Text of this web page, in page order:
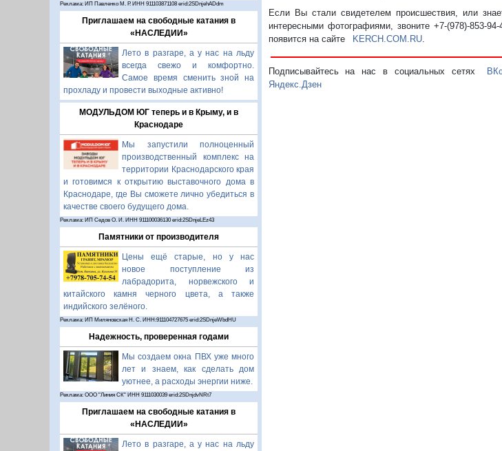
Реклама: ИП Павленко М. Р. ИНН 911103871108 erid:2SDnjehADdm
Приглашаем на свободные катания в
«НАСЛЕДИИ»
Лето в разгаре, а у нас на льду
всегда свежо и комфортно.
Самое время сменить зной на
прохладу и провести выходные активно!
МОДУЛЬДОМ ЮГ теперь и в Крыму, и в
Краснодаре
Мы запустили полноценный
производственный комплекс на
территории Краснодарского края
и готовимся к открытию выставочного дома в
Краснодаре, где Вы сможете лично убедиться в
качестве своего будущего дома.
Реклама: ИП Седов О. И. ИНН 911100036130 erid:2SDnjeLEz43
Памятники от производителя
Цены ещё старые, но у нас
новое поступление из
лабрадорита, норвежского и
китайского камня черного цвета, а также
индийского зелёного.
Реклама: ИП Миляновская Н. С. ИНН:911104727675 erid:2SDnjeWbdHU
Надежность, проверенная годами
Мы создаем окна ПВХ уже много
лет и знаем, как сделать дом
уютнее, а расходы энергии ниже.
Реклама: ООО "Линия СК" ИНН 9111030039 erid:2SDnjdvNRt7
Приглашаем на свободные катания в
«НАСЛЕДИИ»
Лето в разгаре, а у нас на льду
Если Вы стали свидетелем происшествия, или
интересными фотографиями, звоните +7-(978)-853-94-
появится на сайте KERCH.COM.RU.
Подписывайтесь на нас в социальных сетях
Яндекс.Дзен